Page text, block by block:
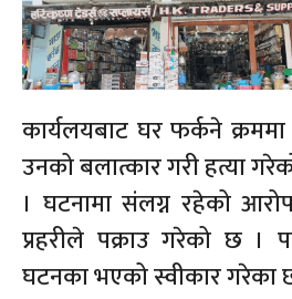
कार्यलयबाट घर फर्कने
उनको बलात्कार गरी हत्या
। घटनामा संलग्न रहेको
प्रहरीले पक्राउ गरेको छ ।
घटनका भएको स्वीकार गरेका